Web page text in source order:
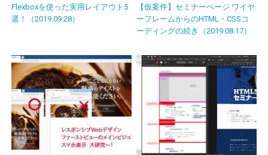
Flexboxを使った実用レイアウト5
選！（2019.09.28）
【仮案件】セミナーページ ワイヤ
ーフレームからのHTML・CSSコ
ーディングの続き（2019.08.17）